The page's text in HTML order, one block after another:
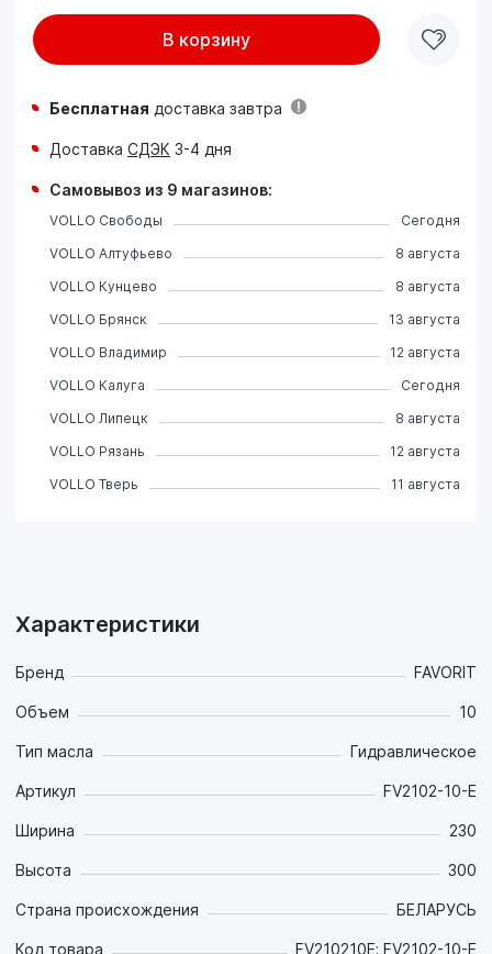
Характеристики
Бренд FAVORIT
Объем 10
Тип масла Гидравлическое
Артикул FV2102-10-E
Ширина 230
Высота 300
Страна происхождения БЕЛАРУСЬ
Код товара FV210210E; FV2102-10-E
В корзину
Бесплатная доставка завтра
Доставка СДЭК 3-4 дня
Самовывоз из 9 магазинов:
VOLLO Свободы
Сегодня
VOLLO Алтуфьево
8 августа
VOLLO Кунцево
8 августа
VOLLO Брянск
13 августа
VOLLO Владимир
12 августа
VOLLO Калуга
Сегодня
VOLLO Липецк
8 августа
VOLLO Рязань
12 августа
VOLLO Тверь
11 августа